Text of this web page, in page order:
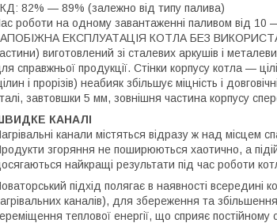
82% — 89% (залежно від типу палива)
роботи на одному завантаженні паливом від 10
ЕКСПЛУАТАЦІЯ КОТЛА БЕЗ
виготовлений зі сталевих аркушів і
справжньої продукції. Стінки корпусу котла —
і прорізів) неабияк збільшує міцність і
завтовшки 5 мм, зовнішня частина корпусу
КАНАЛІ
канали містяться відразу ж над
згоряння не поширюються хаотично, а
найкращі результати під час роботи
підхід полягає в наявності
каналів), для збереження та
теплової енергії, що сприяє